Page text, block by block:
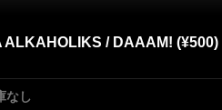
ALKAHOLIKS / DAAAM! (¥500)
なし